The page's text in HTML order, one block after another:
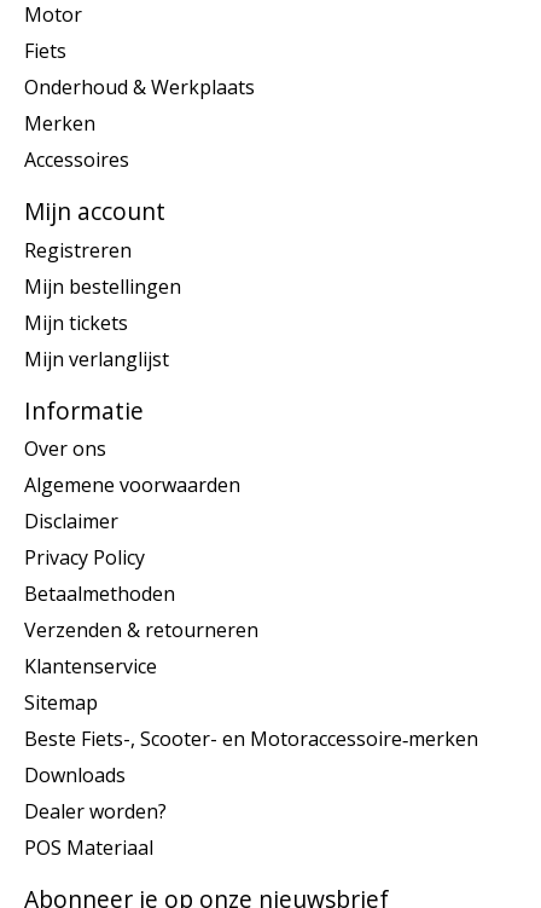
Motor
Fiets
Onderhoud & Werkplaats
Merken
Accessoires
Mijn account
Registreren
Mijn bestellingen
Mijn tickets
Mijn verlanglijst
Informatie
Over ons
Algemene voorwaarden
Disclaimer
Privacy Policy
Betaalmethoden
Verzenden & retourneren
Klantenservice
Sitemap
Beste Fiets-, Scooter- en Motoraccessoire‑merken
Downloads
Dealer worden?
POS Materiaal
Abonneer je op onze nieuwsbrief